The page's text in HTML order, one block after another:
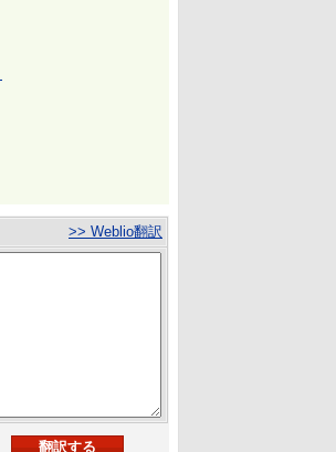
>> Weblio翻訳